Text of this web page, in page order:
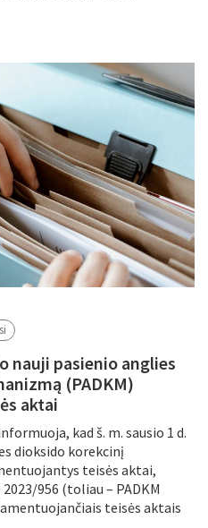
nauji pasienio anglies
(PADKM)
aktai
kad š. m. sausio 1 d.
dioksido korekcinį
teisės aktai,
956 (toliau – PADKM
teisės aktais